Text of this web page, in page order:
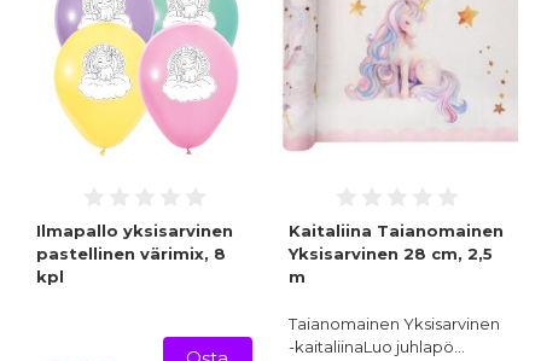
Ilmapallo yksisarvinen
pastellinen värimix, 8
kpl
Kaitaliina Taianomainen
Yksisarvinen 28 cm, 2,5
m
Taianomainen Yksisarvinen
-kaitaliinaLuo juhlapö…